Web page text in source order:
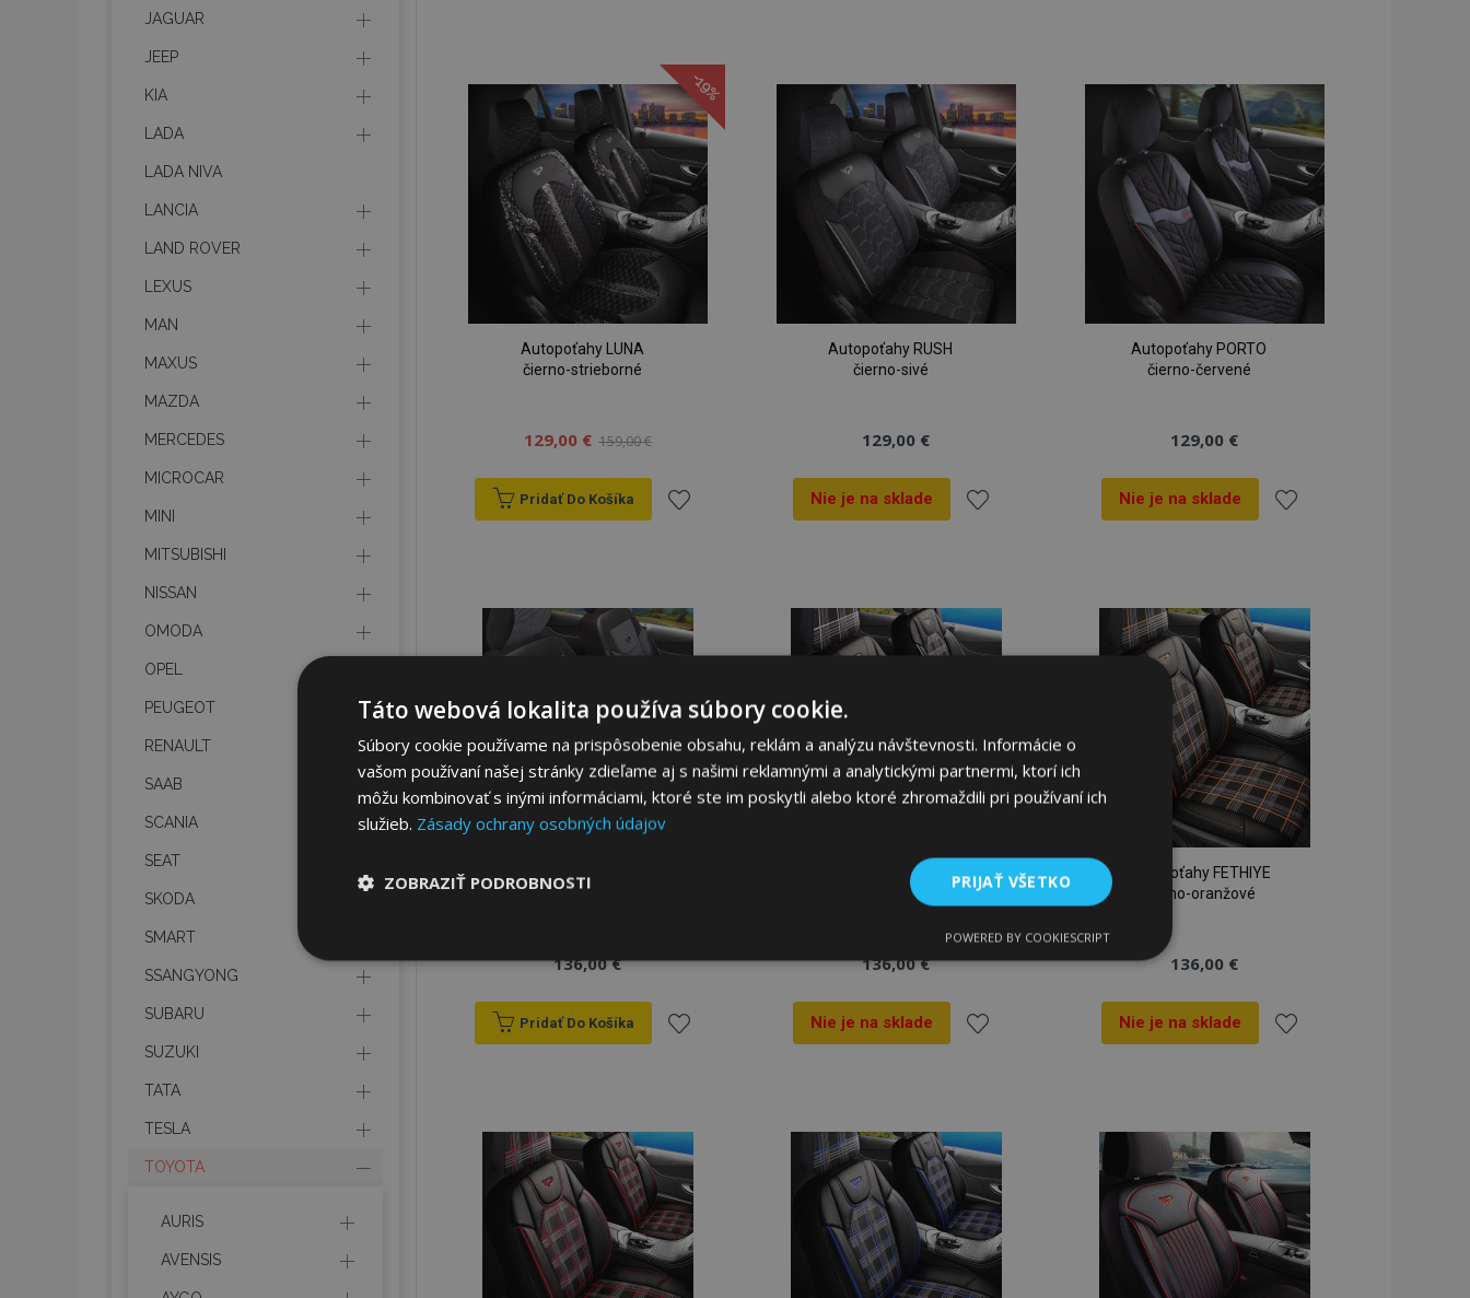
do
zoznamu
prianí
zoznamu
prianí
zoznamu
prianí
-19%
Autopoťahy LUNA
čierno-strieborné
129,00 € 159,00 €
Pridať Do Košíka
zoznamu
Autopoťahy RUSH
čierno-sivé
129,00 €
Nie je na sklade
zoznamu
Autopoťahy PORTO
čierno-červené
129,00 €
Nie je na sklade
zoznamu
prianí
čierno-sivé
136,00 €
Pridať Do Košíka
zoznamu
prianí
Autopoťahy FETHIYE
čierno-biele
136,00 €
Nie je na sklade
zoznamu
prianí
Autopoťahy FETHIYE
čierno-oranžové
136,00 €
Nie je na sklade
zoznamu
prianí
JAGUAR
JEEP
KIA
LADA
LADA NIVA
LANCIA
LAND ROVER
LEXUS
MAN
MAXUS
MAZDA
MERCEDES
MICROCAR
MINI
MITSUBISHI
NISSAN
OMODA
OPEL
PEUGEOT
RENAULT
SAAB
SCANIA
SEAT
SKODA
SMART
SSANGYONG
SUBARU
SUZUKI
TATA
TESLA
TOYOTA
AURIS
AVENSIS
Táto webová lokalita používa súbory cookie.
Súbory cookie používame na prispôsobenie obsahu, reklám a analýzu návštevnosti. Informácie o
vašom používaní našej stránky zdieľame aj s našimi reklamnými a analytickými partnermi, ktorí ich
môžu kombinovať s inými informáciami, ktoré ste im poskytli alebo ktoré zhromaždili pri používaní ich
služieb. Zásady ochrany osobných údajov
PRIJAŤ VŠETKO
ZOBRAZIŤ PODROBNOSTI
potrebné
Funkcie
Nevyhnutne potrebné súbory cookie umožňujú základné funkcie webovej lokality, ako prihlásenie používateľa a správa účtu.
Webová lokalita sa nedá správne používať bez nevyhnutne potrebných súborov cookie.
Poskytovateľ
Doména
Popis
Adobe Inc.
www.vtvauto.sk
Tento súbor cookie sa používa na uľahčenie
ukladania obsahu do pamäte prehliadača, aby sa
stránky načítali rýchlejšie.
POWERED BY COOKIESCRIPT